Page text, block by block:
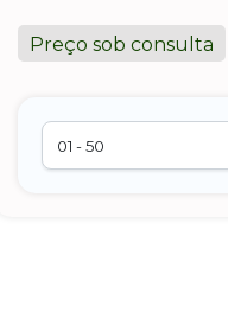
Preço sob consulta